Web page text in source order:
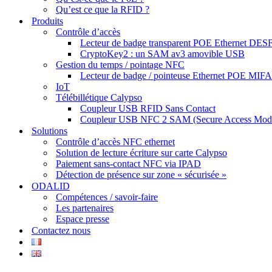
Qu’est ce que la RFID ?
Produits
Contrôle d’accès
Lecteur de badge transparent POE Ethernet
CryptoKey2 : un SAM av3 amovible USB
Gestion du temps / pointage NFC
Lecteur de badge / pointeuse Ethernet POE
IoT
Télébillétique Calypso
Coupleur USB RFID Sans Contact
Coupleur USB NFC 2 SAM (Secure Access
Solutions
Contrôle d’accès NFC ethernet
Solution de lecture écriture sur carte Calypso
Paiement sans-contact NFC via IPAD
Détection de présence sur zone « sécurisée »
ODALID
Compétences / savoir-faire
Les partenaires
Espace presse
Contactez nous